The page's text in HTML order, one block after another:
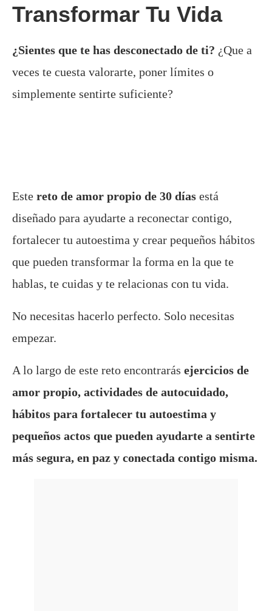
Transformar Tu Vida
¿Sientes que te has desconectado de ti? ¿Que a
veces te cuesta valorarte, poner límites o
simplemente sentirte suficiente?
Este reto de amor propio de 30 días está
diseñado para ayudarte a reconectar contigo,
fortalecer tu autoestima y crear pequeños hábitos
que pueden transformar la forma en la que te
hablas, te cuidas y te relacionas con tu vida.
No necesitas hacerlo perfecto. Solo necesitas
empezar.
A lo largo de este reto encontrarás ejercicios de
amor propio, actividades de autocuidado,
hábitos para fortalecer tu autoestima y
pequeños actos que pueden ayudarte a sentirte
más segura, en paz y conectada contigo misma.